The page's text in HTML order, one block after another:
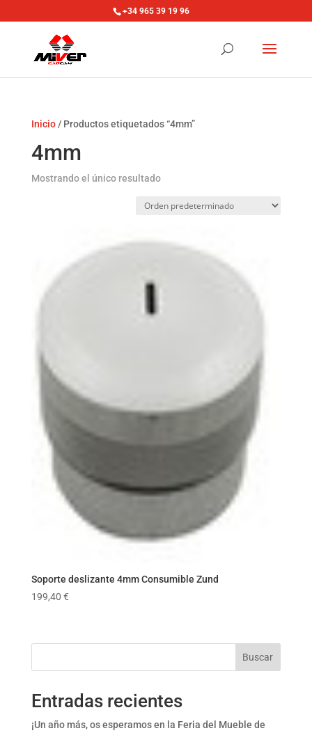
+34 965 39 19 96
Inicio/ Productos etiquetados “4mm”
4mm
Mostrando el único resultado
Soporte deslizante 4mm Consumible Zund
199,40 €
Buscar
Entradas recientes
¡Un año más, os esperamos en la Feria del Mueble de